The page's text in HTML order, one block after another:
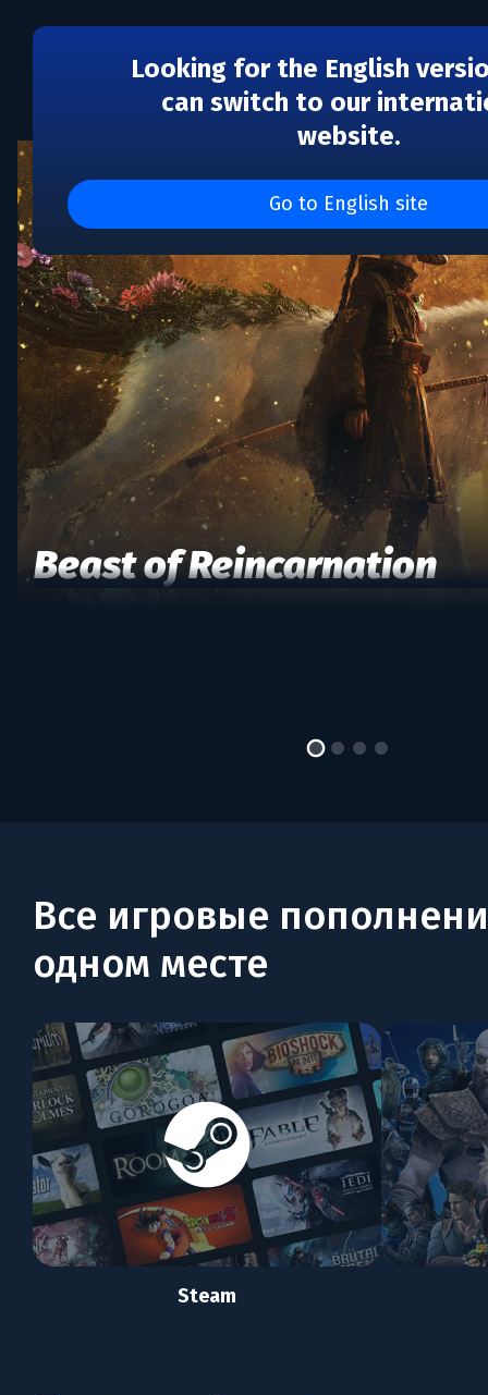
Looking for the English
can switch to our
website.
Go to English site
Beast of Reincarnation
Все игровые
одном месте
Steam